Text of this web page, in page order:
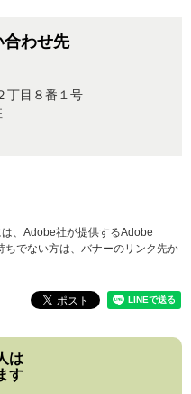
合わせ先
丁目８番１号
、Adobe社が提供するAdobe
でない方は、バナーのリンク先か
は
す